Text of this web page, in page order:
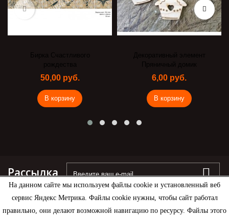
На данном сайте мы используем файлы cookie и установленный веб
сервис Яндекс Метрика. Файлы cookie нужны, чтобы сайт работал
правильно, они делают возможной навигацию по ресурсу. Файлы этого
Бирка Счастливого
рождества
50,00 руб.
В корзину
Декоративный элемент
Пряничный домик
6,00 руб.
В корзину
Рассылка